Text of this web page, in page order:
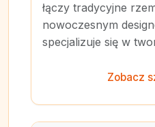
łączy tradycyjne
nowoczesnym
specjalizuje się w
Zobacz